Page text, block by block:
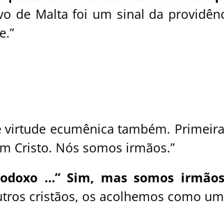
de Malta foi um sinal da
ecumênica também.
Cristo. Nós somos irmãos.”
…” Sim, mas somos
cristãos, os acolhemos como